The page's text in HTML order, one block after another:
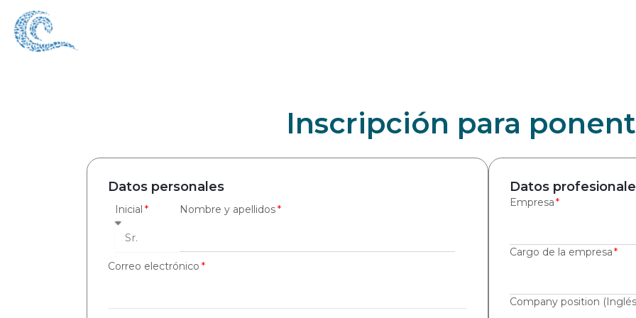
contenido
Inscripción para
Datos personales
Inicial Nombre y apellidos
Correo electrónico
Datos
Empresa
Cargo de la empresa
Company position